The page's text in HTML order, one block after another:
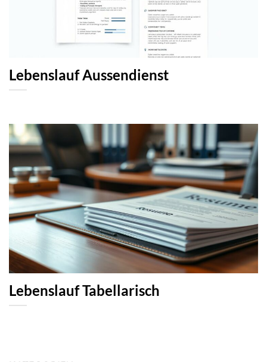
Lebenslauf Aussendienst
Lebenslauf Tabellarisch